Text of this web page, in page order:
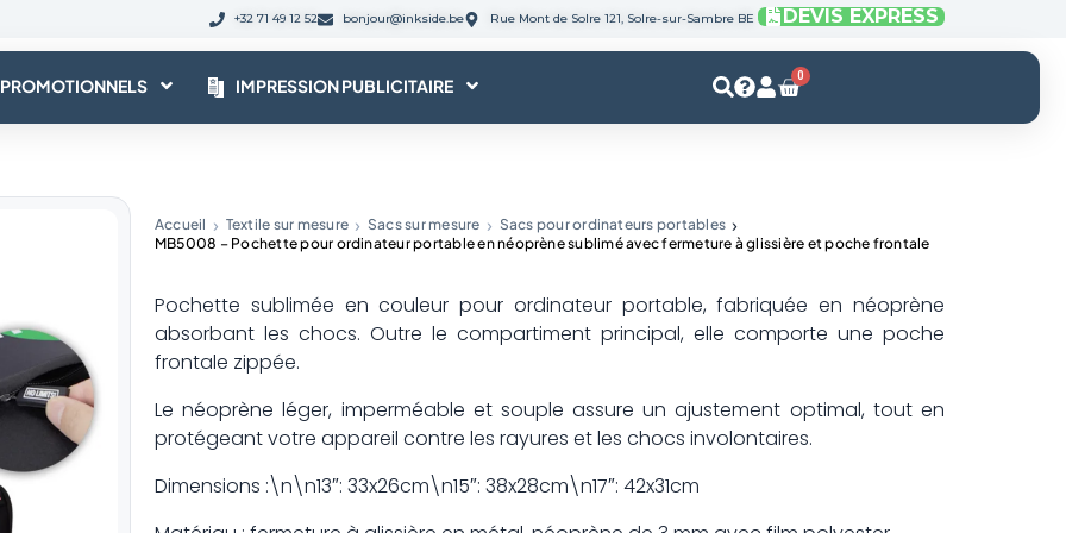
+32 71 49 12 52 bonjour@inkside.be Rue Mont de Solre 121, Solre-sur-Sambre BE DEVIS EXPRESS
IMPRESSION PUBLICITAIRE 0
Panier
Accueil Textile sur mesure Sacs sur mesure
Sacs pour ordinateurs portables
MB5008 – Pochette pour ordinateur portable en néoprène sublimé avec fermeture à glissière et poche frontale
Pochette sublimée en couleur pour ordinateur portable, fabriquée en néoprène
absorbant les chocs. Outre le compartiment principal, elle comporte une poche
frontale zippée.
Le néoprène léger, imperméable et souple assure un ajustement optimal, tout en
protégeant votre appareil contre les rayures et les chocs involontaires.
Dimensions :\n\n13″: 33x26cm\n15″: 38x28cm\n17″: 42x31cm